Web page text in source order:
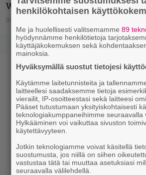
Waltarin levy ilmestyy ensi kuussa.
05.02.2020
henkilökohtaisen
Me ja huolellisesti valitsemamme89
hyödynnämme henkilötietoja
käyttäjäkokemuksen sekä
mainoksia.
Hyväksymällä suostut tietojesi
Käytämme laitetunnisteita ja
laitteellesi saadaksemme tietoja
vierailit, IP-osoitteestasi sekä laitteesi
Pääset tutustumaan yksityiskohtaisesti
teknologiakumppaneihimme seuraavalla
Hylkääminen voi vaikuttaa sivuston
käytettävyyteen.
Jotkin teknologiamme voivat käsitellä
suostumusta, jos niillä on siihen
vastustaa tätä tai muuttaa asetuksiasi
seuraavalla välilehdellä.